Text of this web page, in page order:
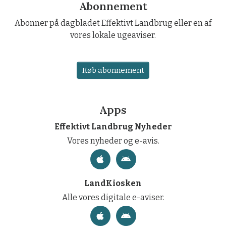
Abonnement
Abonner på dagbladet Effektivt Landbrug eller en af
vores lokale ugeaviser.
Køb abonnement
Apps
Effektivt Landbrug Nyheder
Vores nyheder og e-avis.
LandKiosken
Alle vores digitale e-aviser.